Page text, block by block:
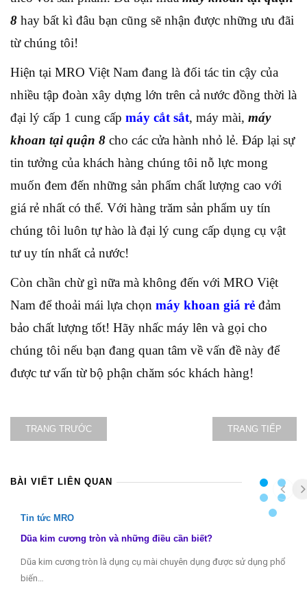
8 hay bất kì đâu bạn cũng sẽ nhận được những ưu đãi
từ chúng tôi!
Hiện tại MRO Việt Nam đang là đối tác tin cậy của
nhiều tập đoàn xây dựng lớn trên cả nước đồng thời là
đại lý cấp 1 cung cấp máy cắt sắt, máy mài, máy
khoan tại quận 8 cho các cửa hành nhỏ lẻ. Đáp lại sự
tin tưởng của khách hàng chúng tôi nỗ lực mong
muốn đem đến những sản phẩm chất lượng cao với
giá rẻ nhất có thể. Với hàng trăm sản phẩm uy tín
chúng tôi luôn tự hào là đại lý cung cấp dụng cụ vật
tư uy tín nhất cả nước!
Còn chần chừ gì nữa mà không đến với MRO Việt
Nam để thoải mái lựa chọn máy khoan giá rẻ đảm
bảo chất lượng tốt! Hãy nhấc máy lên và gọi cho
chúng tôi nếu bạn đang quan tâm về vấn đề này để
được tư vấn từ bộ phận chăm sóc khách hàng!
TRANG TRƯỚC TRANG TIẾP
BÀI VIẾT LIÊN QUAN
Tin tức MRO
Dũa kim cương tròn và những điều cần biết?
Dũa kim cương tròn là dụng cụ mài chuyên dụng được sử dụng phổ
biến…